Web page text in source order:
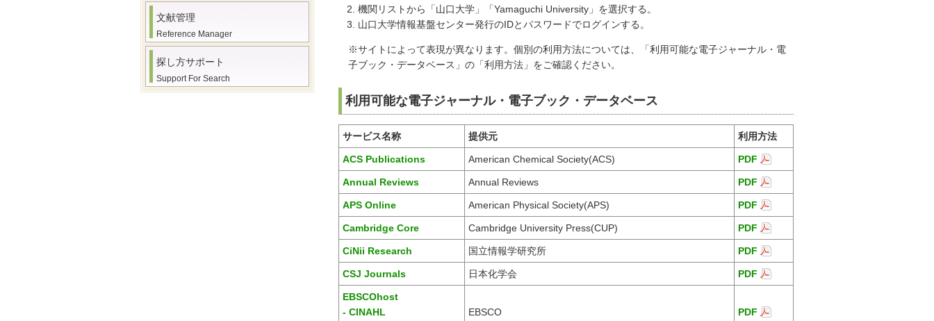
機関リストから「山口大学」「Yamaguchi University」を選択する。
山口大学情報基盤センター発行のIDとパスワードでログインする。
※サイトによって表現が異なります。個別の利用方法については、「利用可能な電子ジャーナル・電
子ブック・データベース」の「利用方法」をご確認ください。
利用可能な電子ジャーナル・電子ブック・データベース
サービス名称 提供元 利用方法
ACS Publications American Chemical Society(ACS) PDF
Annual Reviews Annual Reviews PDF
APS Online American Physical Society(APS) PDF
Cambridge Core Cambridge University Press(CUP) PDF
CiNii Research 国立情報学研究所 PDF
CSJ Journals 日本化学会 PDF
EBSCOhost
- CINAHL
EBSCO PDF
文献管理
Reference Manager
探し方サポート
Support For Search